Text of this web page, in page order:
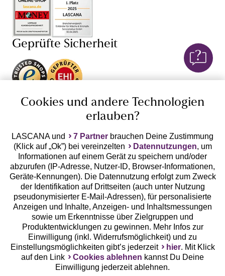
verführerischen Dessous und sexy Lingerie wirst du
begeistert sein: Mit BH,
Negligé von LASCANA und anderen Dessous-Marken
versprühst du stets einen weiblichen Charme. Lass dich
von Dessous mit edlen Spitzen-BHs
, Corsagen mit
Spitze oder transparenten Negligés verführen!
Geprüfte Sicherheit
Unsere Apps
Gratis Versand ab50 €
Kostenlose Retoure
°Punkte sammeln
Cookies und andere Technologien
erlauben?
LASCANA und 7 Partner brauchen Deine Zustimmung
(Klick auf „Ok”) bei vereinzelten
Datennutzungen, um
Informationen auf einem Gerät zu speichern und/oder
abzurufen (IP-Adresse, Nutzer-ID, Browser-Informationen,
Geräte-Kennungen). Die Datennutzung erfolgt zum Zweck
der Identifikation auf Drittseiten (auch unter Nutzung
pseudonymisierter E-Mail-Adressen), für personalisierte
Anzeigen und Inhalte, Anzeigen- und Inhaltsmessungen
sowie um Erkenntnisse über Zielgruppen und
Produktentwicklungen zu gewinnen. Mehr Infos zur
Einwilligung (inkl. Widerrufsmöglichkeit) und zu
Einstellungsmöglichkeiten gibt’s jederzeit
hier. Mit Klick
auf den Link
Cookies ablehnen kannst Du Deine
Einwilligung jederzeit ablehnen.